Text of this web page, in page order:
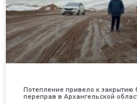
Потепление привело к
переправ в Архангельской